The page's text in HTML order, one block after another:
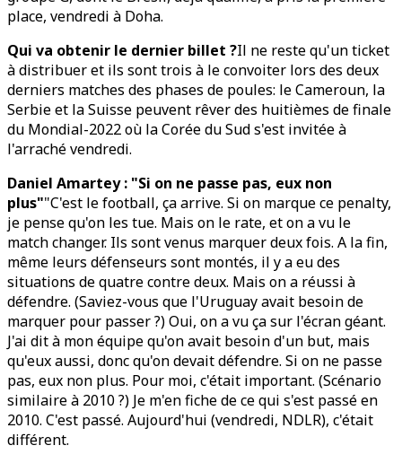
place, vendredi à Doha.
Qui va obtenir le dernier billet ?Il ne reste qu'un ticket
à distribuer et ils sont trois à le convoiter lors des deux
derniers matches des phases de poules: le Cameroun, la
Serbie et la Suisse peuvent rêver des huitièmes de finale
du Mondial-2022 où la Corée du Sud s'est invitée à
l'arraché vendredi.
Daniel Amartey : "Si on ne passe pas, eux non
plus""C'est le football, ça arrive. Si on marque ce penalty,
je pense qu'on les tue. Mais on le rate, et on a vu le
match changer. Ils sont venus marquer deux fois. A la fin,
même leurs défenseurs sont montés, il y a eu des
situations de quatre contre deux. Mais on a réussi à
défendre. (Saviez-vous que l'Uruguay avait besoin de
marquer pour passer ?) Oui, on a vu ça sur l'écran géant.
J'ai dit à mon équipe qu'on avait besoin d'un but, mais
qu'eux aussi, donc qu'on devait défendre. Si on ne passe
pas, eux non plus. Pour moi, c'était important. (Scénario
similaire à 2010 ?) Je m'en fiche de ce qui s'est passé en
2010. C'est passé. Aujourd'hui (vendredi, NDLR), c'était
différent.